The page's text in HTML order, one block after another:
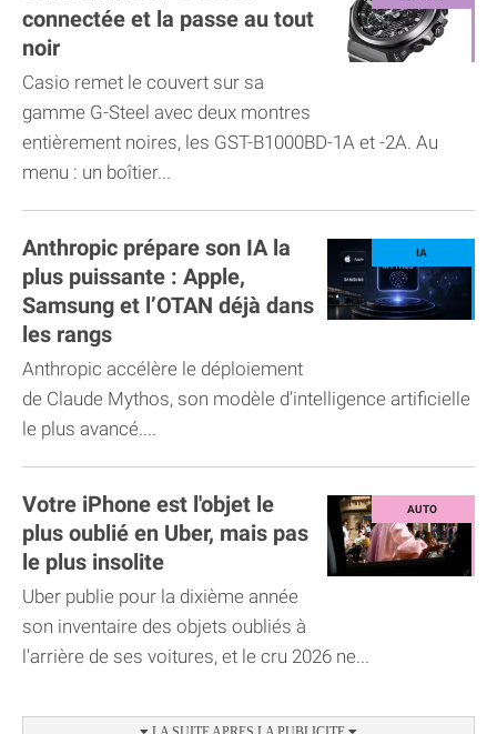
connectée et la passe au tout
noir
Casio remet le couvert sur sa
gamme G-Steel avec deux montres
entièrement noires, les GST-B1000BD-1A et -2A. Au
menu : un boîtier...
Anthropic prépare son IA la
plus puissante : Apple,
Samsung et l’OTAN déjà dans
les rangs
Anthropic accélère le déploiement
de Claude Mythos, son modèle d’intelligence artificielle
le plus avancé....
Votre iPhone est l'objet le
plus oublié en Uber, mais pas
le plus insolite
Uber publie pour la dixième année
son inventaire des objets oubliés à
l'arrière de ses voitures, et le cru 2026 ne...